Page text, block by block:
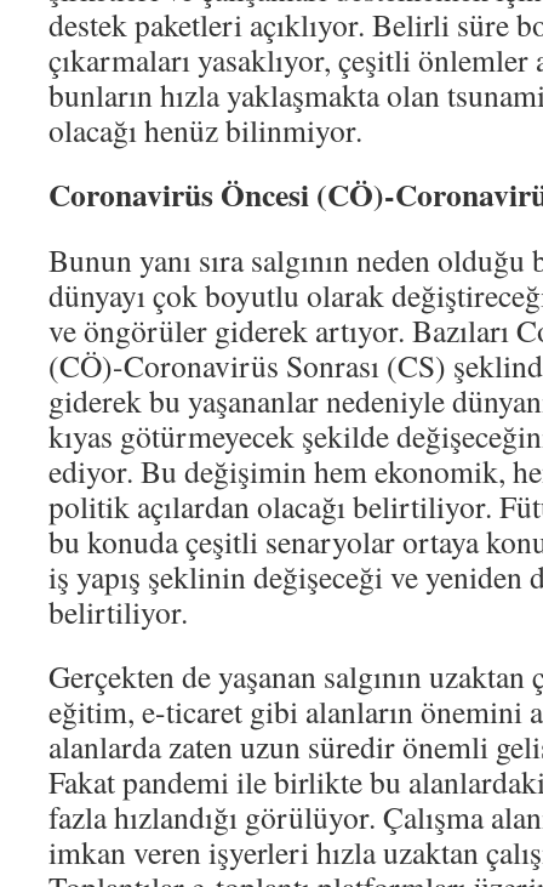
destek paketleri açıklıyor. Belirli süre
çıkarmaları yasaklıyor, çeşitli önlemler
bunların hızla yaklaşmakta olan
olacağı henüz bilinmiyor.
Coronavirüs Öncesi (CÖ)-
Bunun yanı sıra salgının neden
dünyayı çok boyutlu olarak
ve öngörüler giderek artıyor. Bazıları
(CÖ)-Coronavirüs Sonrası (CS)
giderek bu yaşananlar nedeniyle
kıyas götürmeyecek şekilde
ediyor. Bu değişimin hem ekonomik,
politik açılardan olacağı belirtiliyor.
bu konuda çeşitli senaryolar ortaya
iş yapış şeklinin değişeceği ve yeniden
belirtiliyor.
Gerçekten de yaşanan salgının uzaktan
eğitim, e-ticaret gibi alanların önemini
alanlarda zaten uzun süredir önemli
Fakat pandemi ile birlikte bu
fazla hızlandığı görülüyor. Çalışma
imkan veren işyerleri hızla uzaktan